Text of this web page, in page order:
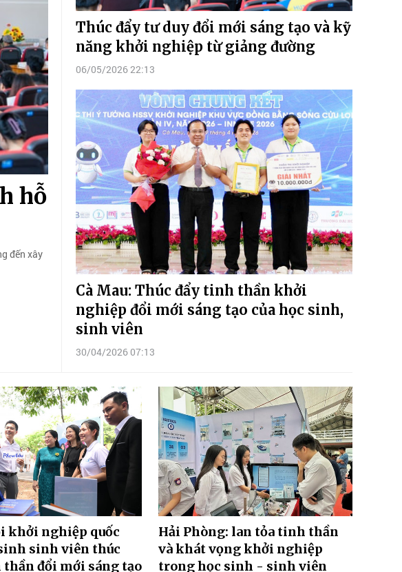
hỗ
đến xây
Thúc đẩy tư duy đổi mới sáng tạo và kỹ
năng khởi nghiệp từ giảng đường
06/05/2026 22:13
Cà Mau: Thúc đẩy tinh thần khởi
nghiệp đổi mới sáng tạo của học sinh,
sinh viên
30/04/2026 07:13
khởi nghiệp quốc
sinh viên thúc
đổi mới sáng tạo
Hải Phòng: lan tỏa tinh thần
và khát vọng khởi nghiệp
trong học sinh - sinh viên